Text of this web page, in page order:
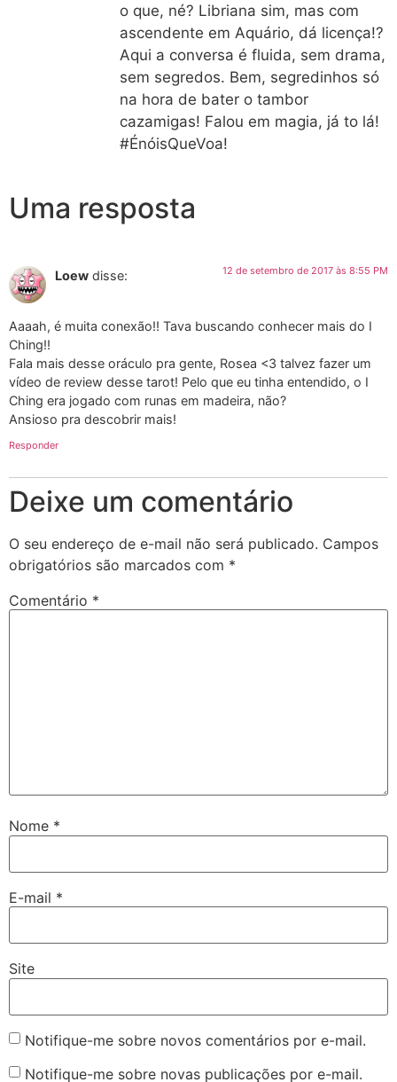
o que, né? Libriana sim, mas com
ascendente em Aquário, dá licença!?
Aqui a conversa é fluida, sem drama,
sem segredos. Bem, segredinhos só
na hora de bater o tambor
cazamigas! Falou em magia, já to lá!
#ÉnóisQueVoa!
Uma resposta
Loew disse: 12 de setembro de 2017 às 8:55 PM
Aaaah, é muita conexão!! Tava buscando conhecer mais do I
Ching!!
Fala mais desse oráculo pra gente, Rosea <3 talvez fazer um
vídeo de review desse tarot! Pelo que eu tinha entendido, o I
Ching era jogado com runas em madeira, não?
Ansioso pra descobrir mais!
Responder
Deixe um comentário
O seu endereço de e-mail não será publicado. Campos
obrigatórios são marcados com *
Comentário *
Nome *
E-mail *
Site
Notifique-me sobre novos comentários por e-mail.
Notifique-me sobre novas publicações por e-mail.